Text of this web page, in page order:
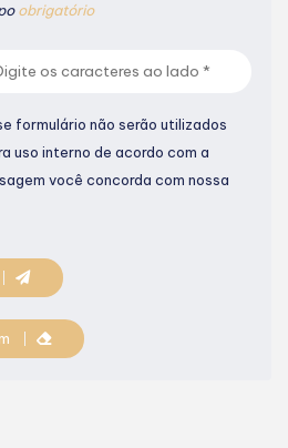
obrigatório
formulário não serão utilizados
uso interno de acordo com a
você concorda com nossa